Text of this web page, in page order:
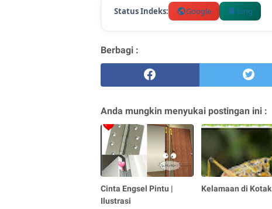
Status Indeks: Google Bing
Berbagi :
Anda mungkin menyukai postingan ini :
Cinta Engsel Pintu |
Ilustrasi
Kelamaan di Kotak